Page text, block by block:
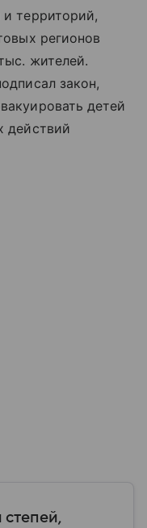
территорий,
регионов
жителей.
закон,
детей
действий
степей,